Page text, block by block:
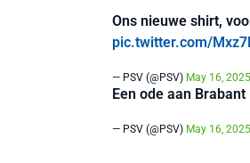
Ons nieuwe shirt,
pic.twitter.com/
— PSV (@PSV) May 16, 2025
Een ode aan Brabant
— PSV (@PSV) May 16, 2025